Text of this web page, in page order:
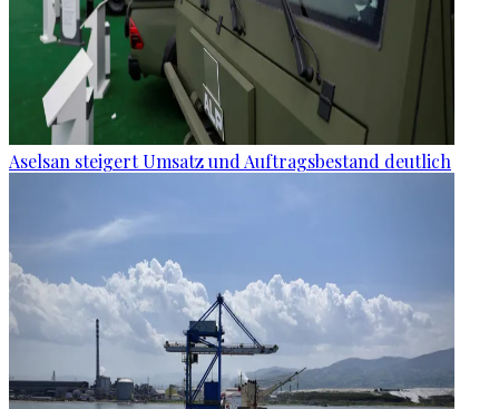
Aselsan steigert Umsatz und Auftragsbestand deutlich